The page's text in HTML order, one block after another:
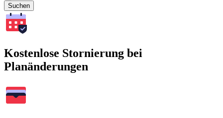
Suchen
Kostenlose Stornierung bei
Planänderungen